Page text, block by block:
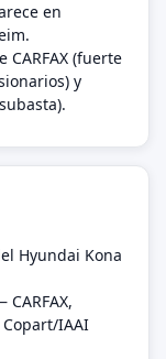
en
(fuerte
y
Hyundai Kona
IAAI